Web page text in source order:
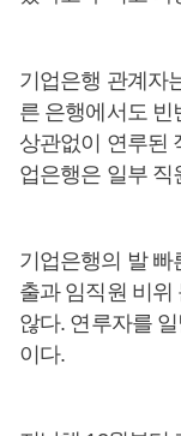
기업은행 관계자
른 은행에서도 빈
상관없이 연루된
업은행은 일부 직
기업은행의 발 빠
출과 임직원 비위
않다. 연루자를
이다.